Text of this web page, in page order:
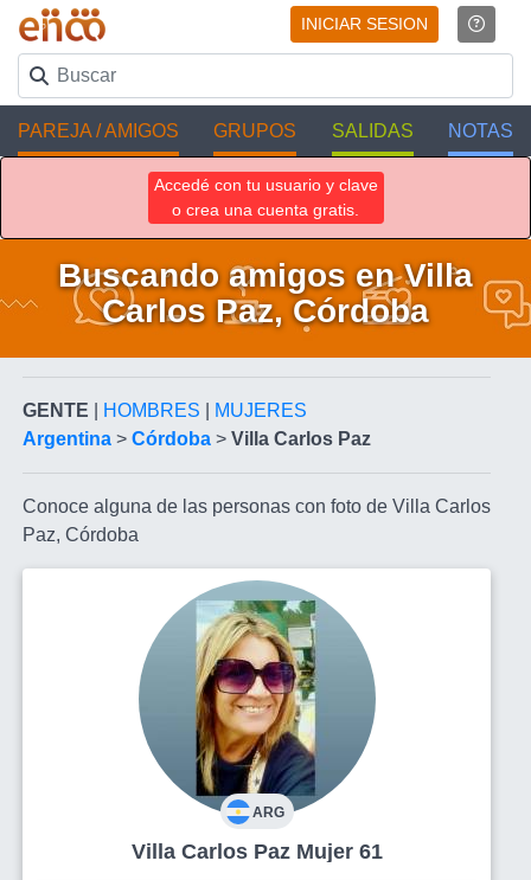
INICIAR SESION
PAREJA / AMIGOS GRUPOS SALIDAS NOTAS
Accedé con tu usuario y clave
o crea una cuenta gratis.
Buscando amigos en Villa
Carlos Paz, Córdoba
GENTE HOMBRES
MUJERES
Argentina > Córdoba > Villa Carlos Paz
Conoce alguna de las personas con foto de Villa Carlos
Paz, Córdoba
ARG
Villa Carlos Paz Mujer 61